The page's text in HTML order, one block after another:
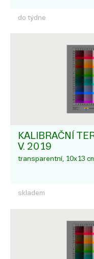
do týdne
KALIBRAČNÍ
V. 2019
transparentní, 10x13
skladem